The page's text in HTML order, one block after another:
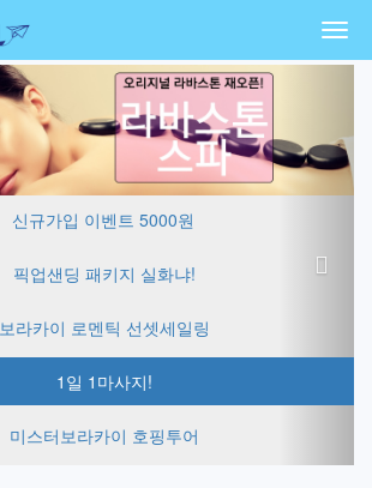
신규가입 이벤트 5000원
픽업샌딩 패키지 실화냐!
보라카이 로멘틱 선셋세일링
1일 1마사지!
미스터보라카이 호핑투어